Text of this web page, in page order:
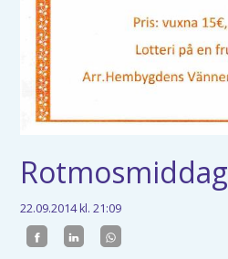
Rotmosmiddag
22.09.2014kl. 21:09